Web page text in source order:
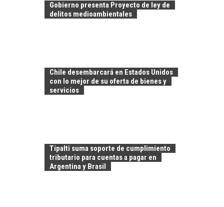
Gobierno presenta Proyecto de ley de
delitos medioambientales
Chile desembarcará en Estados Unidos
con lo mejor de su oferta de bienes y
servicios
Tipalti suma soporte de cumplimiento
tributario para cuentas a pagar en
Argentina y Brasil
AMÉRICA LATINA:
AVANCES Y DESAFÍOS
TRANSFORMACIÓN
DE LOS RECURSOS
HUMANOS EN LAS
EMPRESAS